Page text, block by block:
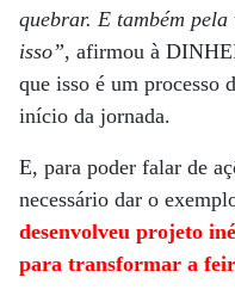
quebrar. E também
isso”, afirmou à
que isso é um processo
início da jornada.
E, para poder falar de
necessário dar o
desenvolveu projeto
para transformar a